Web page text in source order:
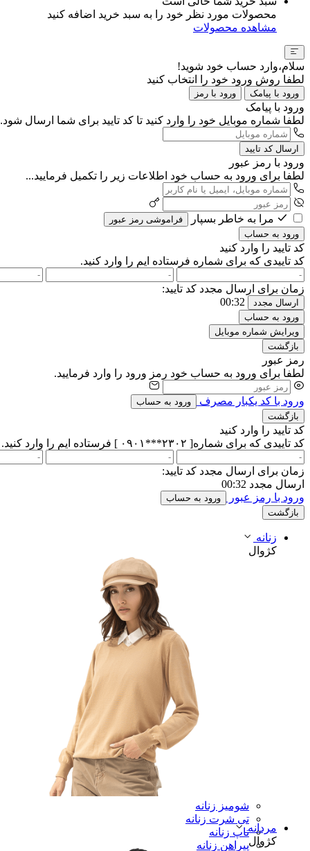
محصولات مورد نظر خود را به سبد خرید اضافه کنید
مشاهده محصولات
سلام،وارد حساب خود شوید!
لطفا روش ورود خود را انتخاب کنید
ورود با پیامک ورود با رمز
ورود با پیامک
لطفا شماره موبایل خود را وارد کنید تا کد تایید برای شما ارسال
ارسال کد تایید
ورود با رمز عبور
لطفا برای ورود به حساب خود اطلاعات زیر را تکمیل فرمایید...
مرا به خاطر بسپار
فراموشی رمز عبور
ورود به حساب
کد تایید را وارد کنید
کد تاییدی که برای شماره فرستاده ایم را وارد کنید.
زمان برای ارسال مجدد کد تایید:
ارسال مجدد 00:32
ورود به حساب
ویرایش شماره موبایل
بازگشت
رمز عبور
لطفا برای ورود به حساب خود رمز ورود را وارد فرمایید.
ورود با کد یکبار مصرف
ورود به حساب
بازگشت
کد تایید را وارد کنید
کد تاییدی که برای شماره[ ۲۳۰۲***۰۹۰۱ ] فرستاده ایم را وارد کنید.
زمان برای ارسال مجدد کد تایید:
ارسال مجدد 00:32
ورود با رمز عبور
ورود به حساب
بازگشت
زنانه
کژوال
شومیز زنانه
تی شرت زنانه
تاپ زنانه
پیراهن زنانه
مردانه
کژوال